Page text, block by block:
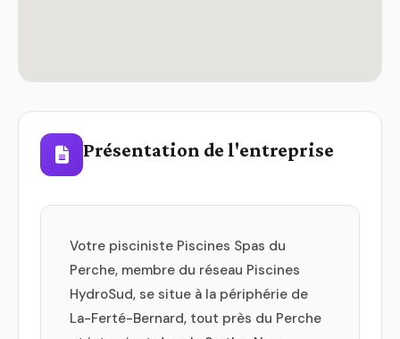
Présentation de l'entreprise
Votre pisciniste Piscines Spas du
Perche, membre du réseau Piscines
HydroSud, se situe à la périphérie de
La-Ferté-Bernard, tout près du Perche